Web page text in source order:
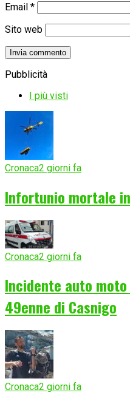
Email *
Sito web
Pubblicità
I più visti
Cronaca2 giorni fa
Infortunio mortale
Cronaca2 giorni fa
Incidente auto
49enne di Casnigo
Cronaca2 giorni fa